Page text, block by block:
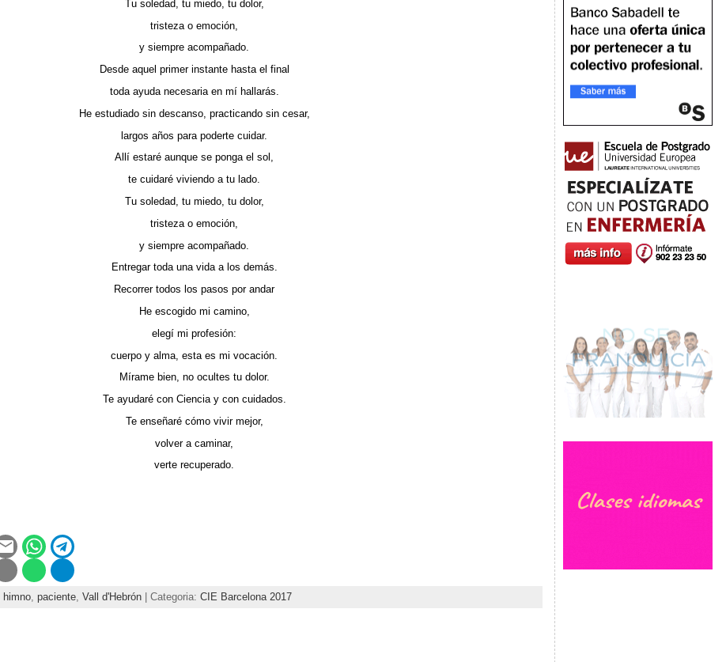
Tu soledad, tu miedo, tu dolor,
tristeza o emoción,
y siempre acompañado.
Desde aquel primer instante hasta el final
toda ayuda necesaria en mí hallarás.
He estudiado sin descanso, practicando sin cesar,
largos años para poderte cuidar.
Allí estaré aunque se ponga el sol,
te cuidaré viviendo a tu lado.
Tu soledad, tu miedo, tu dolor,
tristeza o emoción,
y siempre acompañado.
Entregar toda una vida a los demás.
Recorrer todos los pasos por andar
He escogido mi camino,
elegí mi profesión:
cuerpo y alma, esta es mi vocación.
Mírame bien, no ocultes tu dolor.
Te ayudaré con Ciencia y con cuidados.
Te enseñaré cómo vivir mejor,
volver a caminar,
verte recuperado.
himno, paciente, Vall d'Hebrón| Categoria: CIE Barcelona 2017